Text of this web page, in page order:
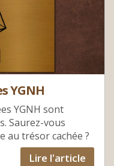
YGNH
YGNH sont
Saurez-vous
au trésor cachée ?
Lire l'article